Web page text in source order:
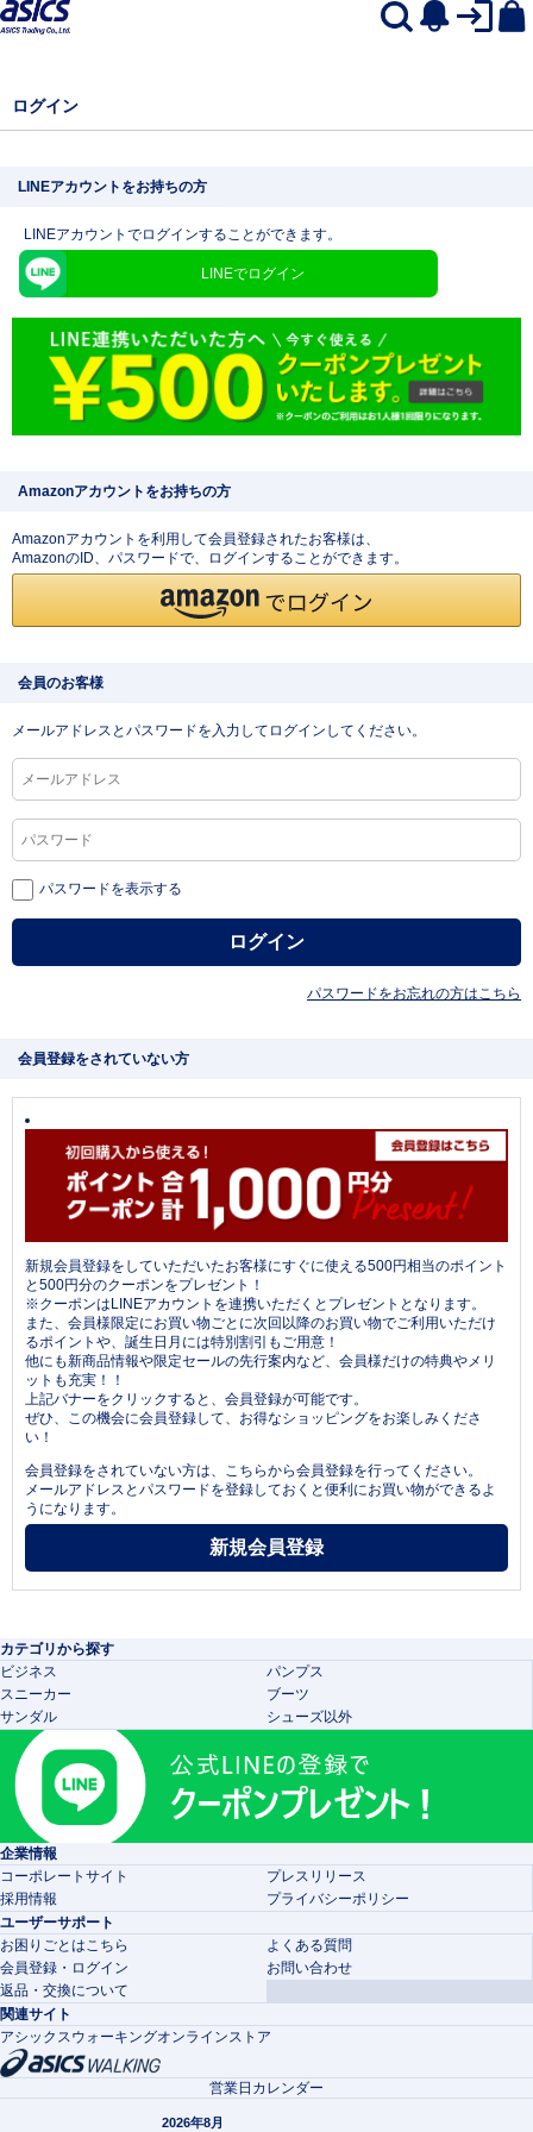
ログイン
LINEアカウントをお持ちの方
LINEアカウントでログインすることができます。
LINEでログイン
Amazonアカウントをお持ちの方
Amazonアカウントを利用して会員登録されたお客様は、
AmazonのID、パスワードで、ログインすることができます。
会員のお客様
メールアドレスとパスワードを入力してログインしてください。
パスワードを表示する
パスワードをお忘れの方はこちら
会員登録をされていない方
新規会員登録をしていただいたお客様にすぐに使える500円相当のポイント
と500円分のクーポンをプレゼント！
※クーポンはLINEアカウントを連携いただくとプレゼントとなります。
また、会員様限定にお買い物ごとに次回以降のお買い物でご利用いただけ
るポイントや、誕生日月には特別割引もご用意！
他にも新商品情報や限定セールの先行案内など、会員様だけの特典やメリ
ットも充実！！
上記バナーをクリックすると、会員登録が可能です。
ぜひ、この機会に会員登録して、お得なショッピングをお楽しみくださ
い！
会員登録をされていない方は、こちらから会員登録を行ってください。
メールアドレスとパスワードを登録しておくと便利にお買い物ができるよ
うになります。
カテゴリから探す
ビジネス
パンプス
スニーカー
ブーツ
サンダル
シューズ以外
企業情報
コーポレートサイト
プレスリリース
採用情報
プライバシーポリシー
ユーザーサポート
お困りごとはこちら
よくある質問
会員登録・ログイン
お問い合わせ
返品・交換について
関連サイト
アシックスウォーキングオンラインストア
営業日カレンダー
2026年8月